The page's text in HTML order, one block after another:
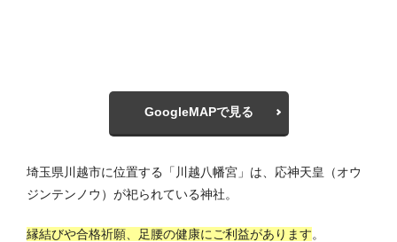
GoogleMAPで見る
埼玉県川越市に位置する「川越八幡宮」は、応神天皇（オウ
ジンテンノウ）が祀られている神社。
縁結びや合格祈願、足腰の健康にご利益があります。